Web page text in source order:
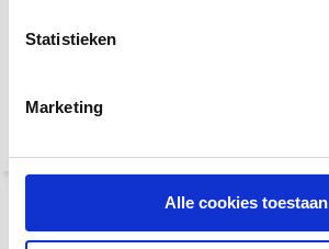
Statistieken
Marketing
Alle cookies toestaan
Snelle levering
-10%
KORTING -10%
KORTING